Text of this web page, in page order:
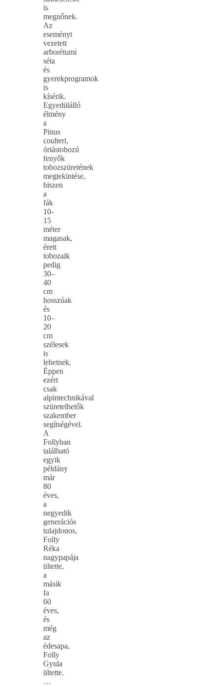
is
megnőnek.
Az
eseményt
vezetett
arborétumi
séta
és
gyerekprogramok
is
kísérik.
Egyedülálló
élmény
a
Pinus
coulteri,
óriástobozú
fenyők
tobozszüretének
megtekintése,
hiszen
a
fák
10-
15
méter
magasak,
érett
tobozaik
pedig
30–
40
cm
hosszúak
és
10–
20
cm
szélesek
is
lehetnek.
Éppen
ezért
csak
alpintechnikával
szüretelhetők
szakember
segítségével.
A
Follyban
található
egyik
példány
már
80
éves,
a
negyedik
generációs
tulajdonos,
Folly
Réka
nagypapája
ültette,
a
másik
fa
60
éves,
és
még
az
édesapa,
Folly
Gyula
ültette.
…